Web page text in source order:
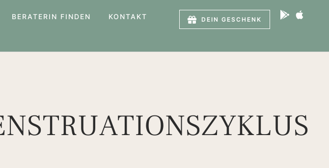
BERATERIN FINDEN KONTAKT DEIN GESCHENK